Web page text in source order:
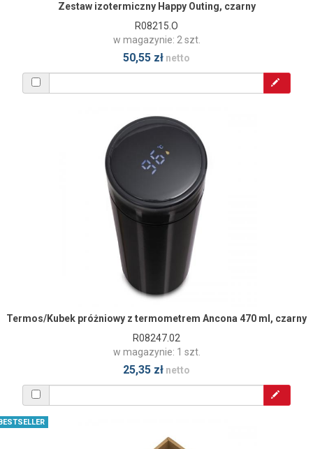
Zestaw izotermiczny Happy Outing, czarny
R08215.O
w magazynie: 2 szt.
50,55 zł netto
Termos/Kubek próżniowy z termometrem Ancona 470 ml, czarny
R08247.02
w magazynie: 1 szt.
25,35 zł netto